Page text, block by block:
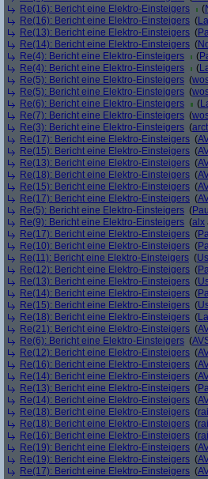
Re(16): Bericht eine Elektro-Einsteigers
(
Re(16): Bericht eine Elektro-Einsteigers (
Re(13): Bericht eine Elektro-Einsteigers (
Re(14): Bericht eine Elektro-Einsteigers (
Re(4): Bericht eine Elektro-Einsteigers
(
Re(4): Bericht eine Elektro-Einsteigers
(
Re(5): Bericht eine Elektro-Einsteigers (
Re(5): Bericht eine Elektro-Einsteigers (
Re(6): Bericht eine Elektro-Einsteigers
(
Re(7): Bericht eine Elektro-Einsteigers (
Re(3): Bericht eine Elektro-Einsteigers (
Re(17): Bericht eine Elektro-Einsteigers (
Re(15): Bericht eine Elektro-Einsteigers (
Re(13): Bericht eine Elektro-Einsteigers (
Re(18): Bericht eine Elektro-Einsteigers (
Re(15): Bericht eine Elektro-Einsteigers (
Re(17): Bericht eine Elektro-Einsteigers (
Re(5): Bericht eine Elektro-Einsteigers (
Re(9): Bericht eine Elektro-Einsteigers (alx
Re(17): Bericht eine Elektro-Einsteigers (
Re(10): Bericht eine Elektro-Einsteigers (
Re(11): Bericht eine Elektro-Einsteigers (
Re(12): Bericht eine Elektro-Einsteigers (
Re(13): Bericht eine Elektro-Einsteigers (
Re(14): Bericht eine Elektro-Einsteigers (
Re(15): Bericht eine Elektro-Einsteigers (
Re(18): Bericht eine Elektro-Einsteigers (
Re(21): Bericht eine Elektro-Einsteigers (
Re(6): Bericht eine Elektro-Einsteigers (
Re(12): Bericht eine Elektro-Einsteigers (
Re(16): Bericht eine Elektro-Einsteigers (
Re(14): Bericht eine Elektro-Einsteigers (
Re(13): Bericht eine Elektro-Einsteigers (
Re(14): Bericht eine Elektro-Einsteigers (
Re(18): Bericht eine Elektro-Einsteigers (
Re(18): Bericht eine Elektro-Einsteigers (
Re(16): Bericht eine Elektro-Einsteigers (
Re(19): Bericht eine Elektro-Einsteigers (
Re(19): Bericht eine Elektro-Einsteigers (
Re(17): Bericht eine Elektro-Einsteigers (